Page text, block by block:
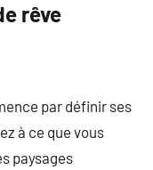
rêve
par définir ses
à ce que vous
paysages